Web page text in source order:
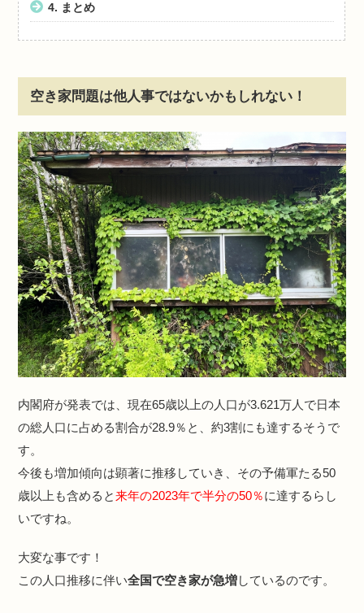
4. まとめ
空き家問題は他人事ではないかもしれない！
内閣府が発表では、現在65歳以上の人口が3.621万人で日本
の総人口に占める割合が28.9％と、約3割にも達するそうで
す。
今後も増加傾向は顕著に推移していき、その予備軍たる50
歳以上も含めると来年の2023年で半分の50％に達するらし
いですね。
大変な事です！
この人口推移に伴い全国で空き家が急増しているのです。